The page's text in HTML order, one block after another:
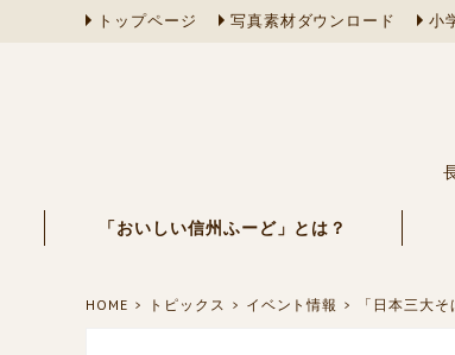
トップページ 写真素材ダウンロード 小
「おいしい信州ふーど」とは？
HOME トピックス イベント情報 「日本三大